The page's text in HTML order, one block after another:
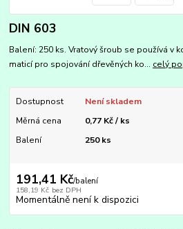
DIN 603
Balení: 250 ks. Vratový šroub se používá v
maticí pro spojování dřevěných ko... celý
Dostupnost
Není skladem
Měrná cena
0,77 Kč / ks
Balení
250 ks
191,41 Kč/balení
158,19 Kč bez DPH
Momentálně není k dispozici